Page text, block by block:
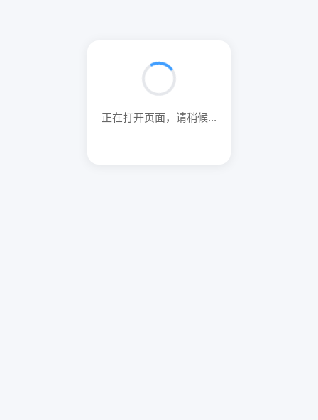
正在打开页面，请稍候...